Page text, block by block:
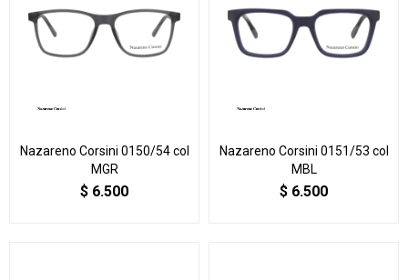
Nazareno Corsini 0150/54 col
MGR
$ 6.500
Nazareno Corsini 0151/53 col
MBL
$ 6.500